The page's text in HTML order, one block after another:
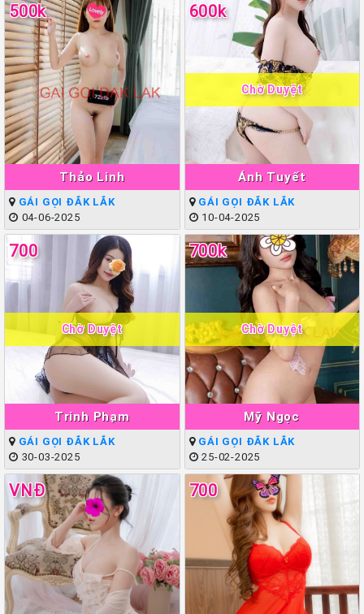
Thảo Linh
500k
GÁI GỌI ĐẮK LẮK
04-06-2025
Ánh Tuyết
600k
Chờ Duyệt
GÁI GỌI ĐẮK LẮK
10-04-2025
Trinh Phạm
700
Chờ Duyệt
GÁI GỌI ĐẮK LẮK
30-03-2025
Mỹ Ngọc
700k
Chờ Duyệt
GÁI GỌI ĐẮK LẮK
25-02-2025
VNĐ 700